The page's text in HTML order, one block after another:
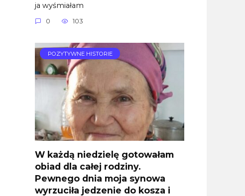
ja wyśmiałam
0 103
POZYTYWNE HISTORIE
W każdą niedzielę gotowałam
obiad dla całej rodziny.
Pewnego dnia moja synowa
wyrzuciła jedzenie do kosza i